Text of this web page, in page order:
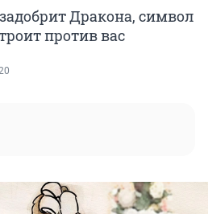
Дракона, символ
против вас